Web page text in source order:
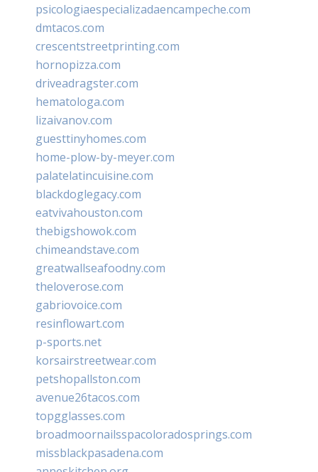
psicologiaespecializadaencampeche.com
dmtacos.com
crescentstreetprinting.com
hornopizza.com
driveadragster.com
hematologa.com
lizaivanov.com
guesttinyhomes.com
home-plow-by-meyer.com
palatelatincuisine.com
blackdoglegacy.com
eatvivahouston.com
thebigshowok.com
chimeandstave.com
greatwallseafoodny.com
theloverose.com
gabriovoice.com
resinflowart.com
p-sports.net
korsairstreetwear.com
petshopallston.com
avenue26tacos.com
topgglasses.com
broadmoornailsspacoloradosprings.com
missblackpasadena.com